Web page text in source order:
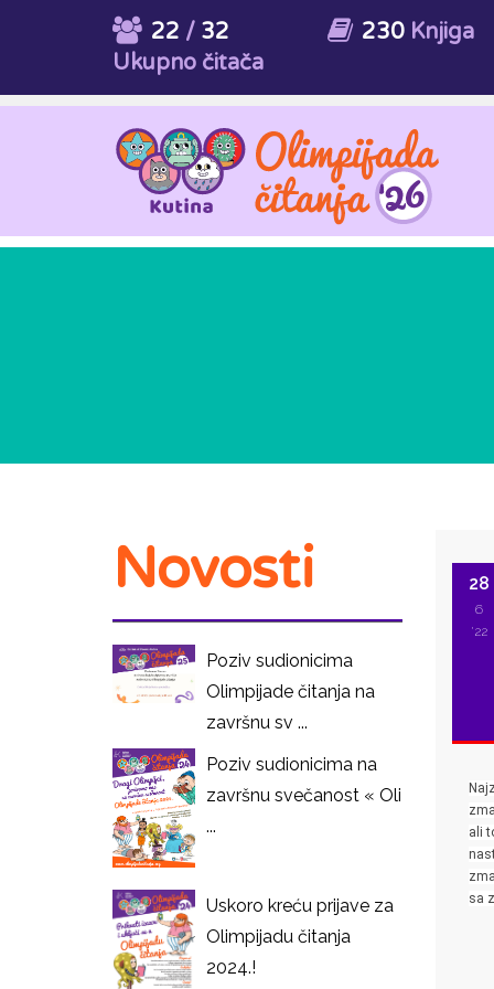
22 / 32
Ukupno čitača
230Knjiga
28
6
'22
ali
sa
Novosti
Poziv sudionicima
Olimpijade čitanja na
završnu sv ...
Poziv sudionicima na
završnu svečanost « Oli
...
Uskoro kreću prijave za
Olimpijadu čitanja
2024.!